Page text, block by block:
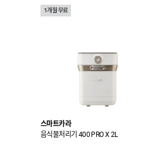
1개월 무료
스마트카라
음식물처리기 400 PRO X 2L